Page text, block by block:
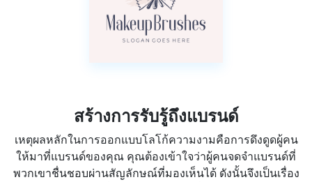
สร้างการรับรู้ถึงแบรนด์
เหตุผลหลักในการออกแบบโลโก้ความงามคือการดึงดูดผู้คน
ให้มาที่แบรนด์ของคุณ คุณต้องเข้าใจว่าผู้คนจดจำแบรนด์ที่
พวกเขาชื่นชอบผ่านสัญลักษณ์ที่มองเห็นได้ ดังนั้นจึงเป็นเรื่อง